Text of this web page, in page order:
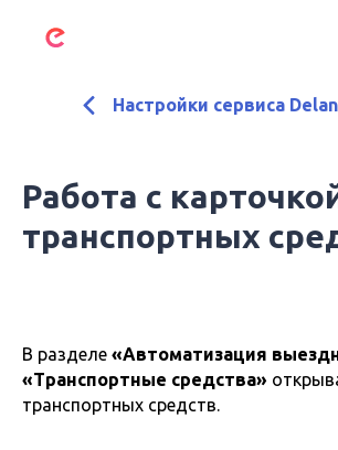
Настройки сервиса
Работа с
транспортных
В разделе «Автоматизация
«Транспортные средства»
транспортных средств.